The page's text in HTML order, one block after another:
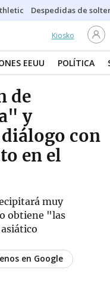
Despedidas de
Kiosko
EEUU POLÍTICA
de
y
con
en el
muy
obtiene "las
en Google